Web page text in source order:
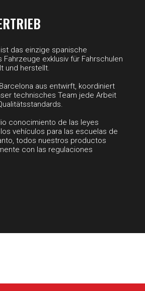
ist das einzige spanische
Fahrzeuge exklusiv für Fahrschulen
und herstellt.
aus entwirft, koordiniert
technisches Team jede Arbeit
conocimiento de las leyes
vehículos para las escuelas de
todos nuestros productos
con las regulaciones